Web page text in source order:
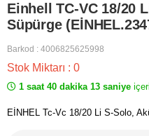
Einhell TC-VC 18/20
Süpürge
Barkod : 4006825625998
Stok Miktarı : 0
1 saat 40 dakika 12 saniye
EİNHEL Tc-Vc 18/20 Li S-Solo,